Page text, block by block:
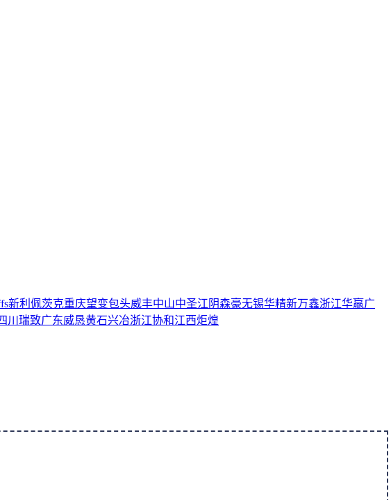
新利佩茨克重庆望变包头威丰中山中圣江阴森豪无锡华精新万鑫浙江华赢广
川瑞致广东威恳黄石兴冶浙江协和江西炬煌